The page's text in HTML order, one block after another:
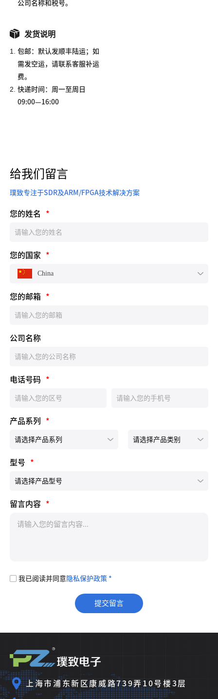
公司名称和税号。
发货说明
1. 包邮：默认发顺丰陆运；如
需发空运，请联系客服补运
费。
2. 快递时间：周一至周日
09:00—16:00
给我们留言
璞致专注于SDR及ARM/FPGA技术解决方案
您的姓名 *
您的国家 *
China
您的邮箱 *
公司名称
电话号码 *
产品系列 *
型号 *
留言内容 *
我已阅读并同意 隐私保护政策 *
上海市浦东新区康威路739弄10号楼3层